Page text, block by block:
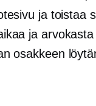
ja toistaa
ja
osakkeen